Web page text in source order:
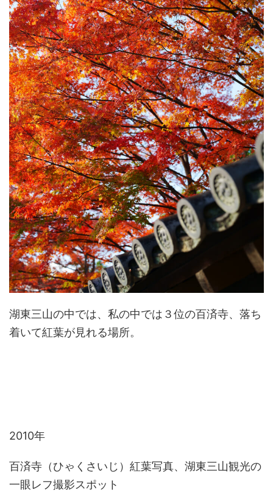
湖東三山の中では、私の中では３位の百済寺、落ち
着いて紅葉が見れる場所。
2010年
百済寺（ひゃくさいじ）紅葉写真、湖東三山観光の
一眼レフ撮影スポット